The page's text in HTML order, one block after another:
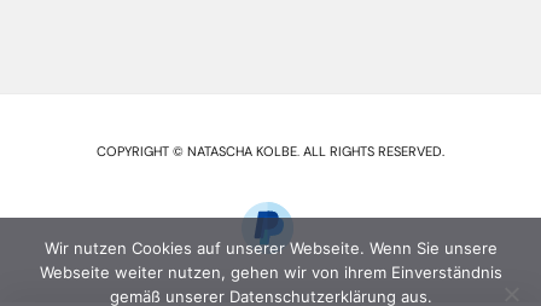
COPYRIGHT © NATASCHA KOLBE. ALL RIGHTS RESERVED.
Wir nutzen Cookies auf unserer Webseite. Wenn Sie unsere
Webseite weiter nutzen, gehen wir von ihrem Einverständnis
gemäß unserer Datenschutzerklärung aus.